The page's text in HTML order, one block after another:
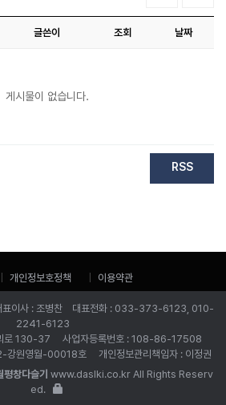
글쓴이 조회 날짜
게시물이 없습니다.
RSS
개인정보호정책 이용약관
표이사 : 조병찬 대표전화 : 033-373-6123, 010-
2241-6123
괴로 130-37 사업자등록번호 : 108-86-17508
강원영월-00018호 개인정보관리책임자 : 이정권
창다슬기 www.daslki.co.kr All Rights Reserv
ed.